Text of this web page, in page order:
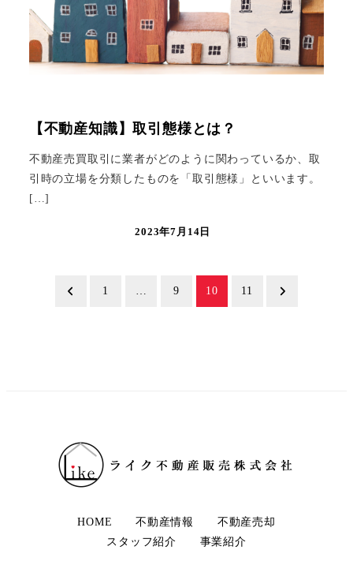
【不動産知識】取引態様とは？
不動産売買取引に業者がどのように関わっているか、取
引時の立場を分類したものを「取引態様」といいます。
[…]
2023年7月14日
1 9 10 11
HOME 不動産情報
不動産売却
スタッフ紹介
事業紹介